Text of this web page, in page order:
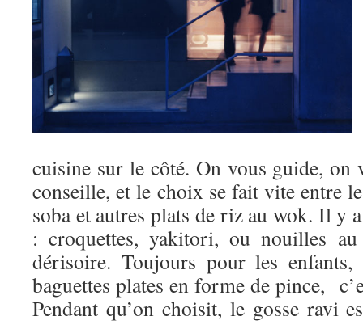
cuisine sur le côté. On vous guide, on
conseille, et le choix se fait vite entre
soba et autres plats de riz au wok. Il y
: croquettes, yakitori, ou nouilles
dérisoire. Toujours pour les
baguettes plates en forme de pince,
Pendant qu’on choisit, le gosse ravi